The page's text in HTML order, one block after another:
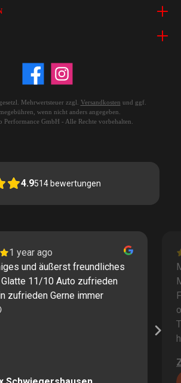
Mehrwertsteuer zzgl. Versandkosten und ggf.
wenn nicht anders angegeben.
Performance GmbH - Alle Rechte vorbehalten.
4.9514 bewertungen
1 year ago
und äußerst freundliches
11/10 Auto zufrieden
zufrieden Gerne immer